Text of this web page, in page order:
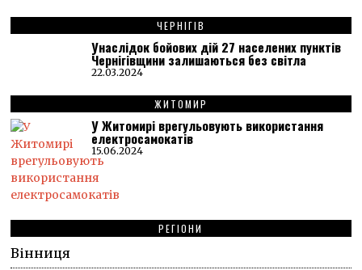
ЧЕРНІГІВ
Унаслідок бойових дій 27 населених пунктів
Чернігівщини залишаються без світла
22.03.2024
ЖИТОМИР
У Житомирі врегульовують використання
електросамокатів
15.06.2024
РЕГІОНИ
Вінниця